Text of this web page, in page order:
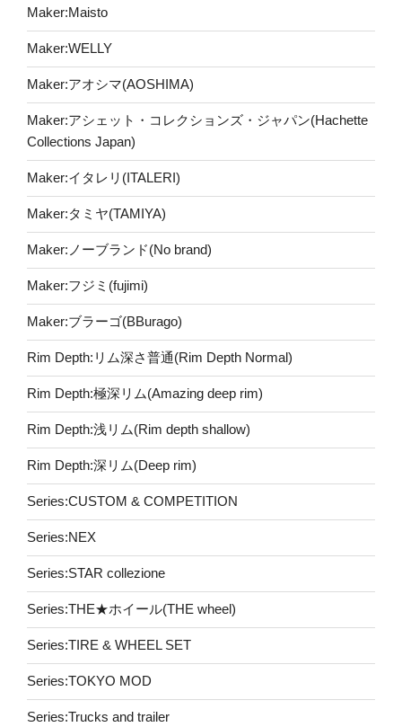
Maker:Maisto
Maker:WELLY
Maker:アオシマ(AOSHIMA)
Maker:アシェット・コレクションズ・ジャパン(Hachette
Collections Japan)
Maker:イタレリ(ITALERI)
Maker:タミヤ(TAMIYA)
Maker:ノーブランド(No brand)
Maker:フジミ(fujimi)
Maker:ブラーゴ(BBurago)
Rim Depth:リム深さ普通(Rim Depth Normal)
Rim Depth:極深リム(Amazing deep rim)
Rim Depth:浅リム(Rim depth shallow)
Rim Depth:深リム(Deep rim)
Series:CUSTOM & COMPETITION
Series:NEX
Series:STAR collezione
Series:THE★ホイール(THE wheel)
Series:TIRE & WHEEL SET
Series:TOKYO MOD
Series:Trucks and trailer